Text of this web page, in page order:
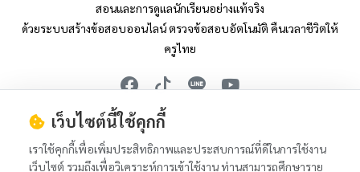
สอนและการดูแลนักเรียนอย่างแท้จริง
ด้วยระบบสร้างข้อสอบออนไลน์ ตรวจข้อสอบอัตโนมัติ คืนเวลาชีวิตให้
ครูไทย
Tiktok : @nop.boxmerz Youtube : @nop.boxmerz
เว็บไซต์นี้ใช้คุกกี้
เราใช้คุกกี้เพื่อเพิ่มประสิทธิภาพและประสบการณ์ที่ดีในการใช้งาน
เว็บไซต์ รวมถึงเพื่อวิเคราะห์การเข้าใช้งาน ท่านสามารถศึกษาราย